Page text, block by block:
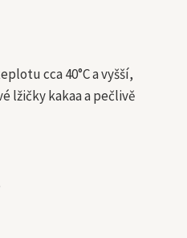
cca 40°C a vyšší,
lžičky kakaa a pečlivě